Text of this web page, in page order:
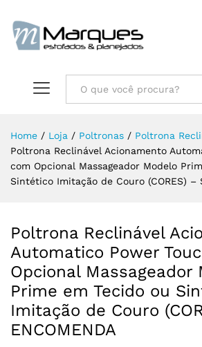
Home / Loja / Poltronas / Poltrona
Poltrona Reclinável Acionamento
com Opcional Massageador Modelo
Sintético Imitação de Couro (CORES) –
Poltrona Reclinável
Automatico Power
Opcional Massageador
Prime em Tecido ou
Imitação de Couro
ENCOMENDA